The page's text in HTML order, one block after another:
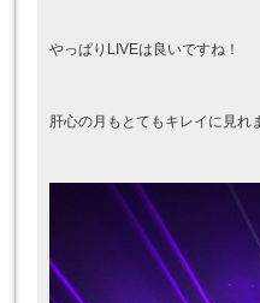
やっぱりLIVEは良いですね！
肝心の月もとてもキレイに見れ